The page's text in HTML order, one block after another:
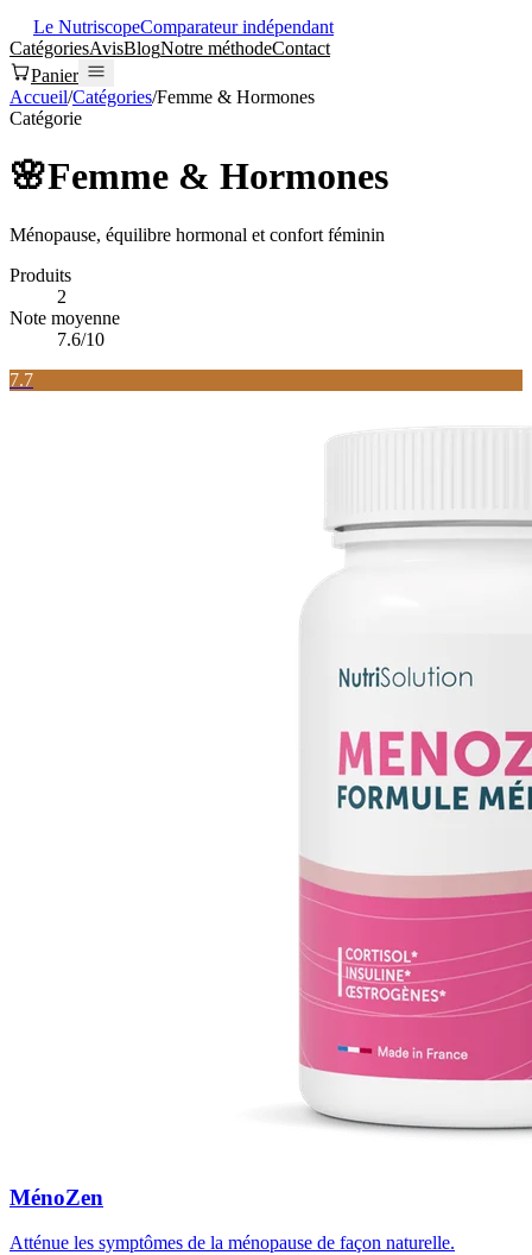
Le NutriscopeComparateur indépendant
CatégoriesAvisBlogNotre méthodeContact
Panier
Accueil/Catégories/Femme & Hormones
Catégorie
🌸Femme & Hormones
Ménopause, équilibre hormonal et confort féminin
Produits
2
Note moyenne
7.6/10
7.7
MénoZen
Atténue les symptômes de la ménopause de façon naturelle.